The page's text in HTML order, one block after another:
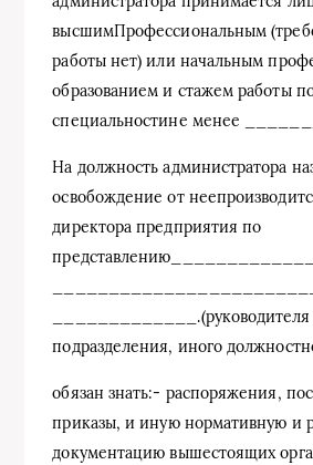
высшимПрофессиональным
работы нет) или начальным
образованием и стажем работы
специальностине менее
На должность администратора
освобождение от
директора предприятия по
_____________.(руководителя
подразделения, иного
обязан знать:- распоряжения,
приказы, и иную нормативную и
документацию вышестоящих